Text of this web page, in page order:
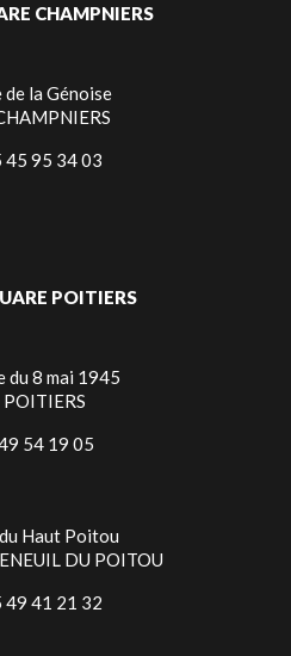
CHAMPNIERS
de la Génoise
45 95 34 03
POITIERS
du 8 mai 1945
54 19 05
Haut Poitou
DU POITOU
49 41 21 32